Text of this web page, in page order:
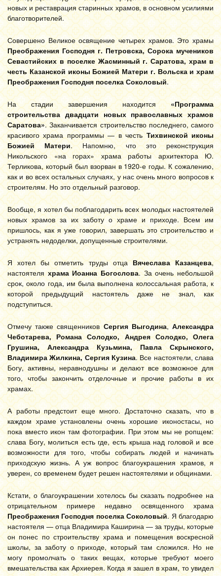
новых и реставрация старинных храмов, в основном усилиями
благотворителей.
Совершено Великое освящение четырех храмов. Это храмы
Преображения Господня г. Петровска, Сорока мучеников
Севастийских в поселке Жасминный г. Саратова, храм в
честь Казанской иконы Божией Матери г. Вольска и храм
Преображения Господня поселка Соколовый.
На стадии завершения находится«Программа
строительства двадцати новых православных храмов
Саратова». Заканчивается строительство последнего, самого
красивого храма программы — в честь Тихвинской иконы
Божией Матери. Напомню, что это реконструкция
Никольского «на горах» храма работы архитектора Ю.
Терликова, который был взорван в 1920-е годы. К сожалению,
как и во всех остальных случаях, у нас очень много вопросов к
строителям. Но это отдельный разговор.
Вообще, я хотел бы поблагодарить всех молодых настоятелей
новых храмов за их заботу о храме и приходе. Всем им
пришлось, как я уже говорил, завершать это строительство и
устранять недоделки, допущенные строителями.
Я хотел бы отметить труды отцаВячеслава Казанцева,
настоятеляхрама Иоанна Богослова. За очень небольшой
срок, около года, им была выполнена колоссальная работа, к
которой предыдущий настоятель даже не знал, как
подступиться.
Отмечу также священников Сергия Выгодина,Александра
Чеботарева, Романа Солодко, Андрея Солодко, Олега
Грушина, Александра Кузьмина, Павла Скрынского,
Владимира Жилкина, Сергия Кузина. Все настоятели, слава
Богу, активны, неравнодушны и делают все возможное для
того, чтобы закончить отделочные и прочие работы в их
храмах.
А работы предстоит еще много. Достаточно сказать, что в
каждом храме установлены очень хорошие иконостасы, но
пока вместо икон там фотографии. При этом мы не ропщем:
слава Богу, молиться есть где, есть крыша над головой и все
возможности для того, чтобы собирать людей и начинать
приходскую жизнь. А уж вопрос благоукрашения храмов, я
уверен, со временем будет решен настоятелями и общинами.
Кстати, о благоукрашении хотелось бы сказать подробнее на
отрицательном примере недавно освященного храма
Преображения Господня поселка Соколовый. Я благодарю
настоятеля — отца Владимира Каширина — за труды, которые
он понес по строительству храма и помещения воскресной
школы, за заботу о приходе, который там сложился. Но не
могу промолчать о таких вещах, которые требуют моего
вмешательства как Архиерея. Когда я зашел в храм, то увидел